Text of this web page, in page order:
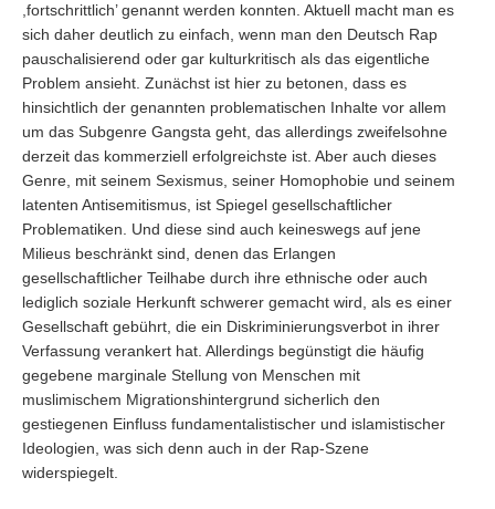
,fortschrittlich’ genannt werden konnten. Aktuell macht man es
sich daher deutlich zu einfach, wenn man den Deutsch Rap
pauschalisierend oder gar kulturkritisch als das eigentliche
Problem ansieht. Zunächst ist hier zu betonen, dass es
hinsichtlich der genannten problematischen Inhalte vor allem
um das Subgenre Gangsta geht, das allerdings zweifelsohne
derzeit das kommerziell erfolgreichste ist. Aber auch dieses
Genre, mit seinem Sexismus, seiner Homophobie und seinem
latenten Antisemitismus, ist Spiegel gesellschaftlicher
Problematiken. Und diese sind auch keineswegs auf jene
Milieus beschränkt sind, denen das Erlangen
gesellschaftlicher Teilhabe durch ihre ethnische oder auch
lediglich soziale Herkunft schwerer gemacht wird, als es einer
Gesellschaft gebührt, die ein Diskriminierungsverbot in ihrer
Verfassung verankert hat. Allerdings begünstigt die häufig
gegebene marginale Stellung von Menschen mit
muslimischem Migrationshintergrund sicherlich den
gestiegenen Einfluss fundamentalistischer und islamistischer
Ideologien, was sich denn auch in der Rap-Szene
widerspiegelt.